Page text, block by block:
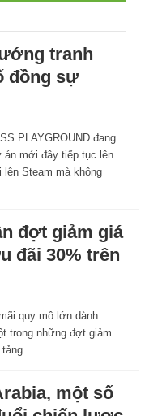
tranh
đồng sự
PLAYGROUND đang
án mới đây tiếp tục lên
Steam mà không
đợt giảm giá
đãi 30% trên
quy mô lớn dành
trong những đợt giảm
một số